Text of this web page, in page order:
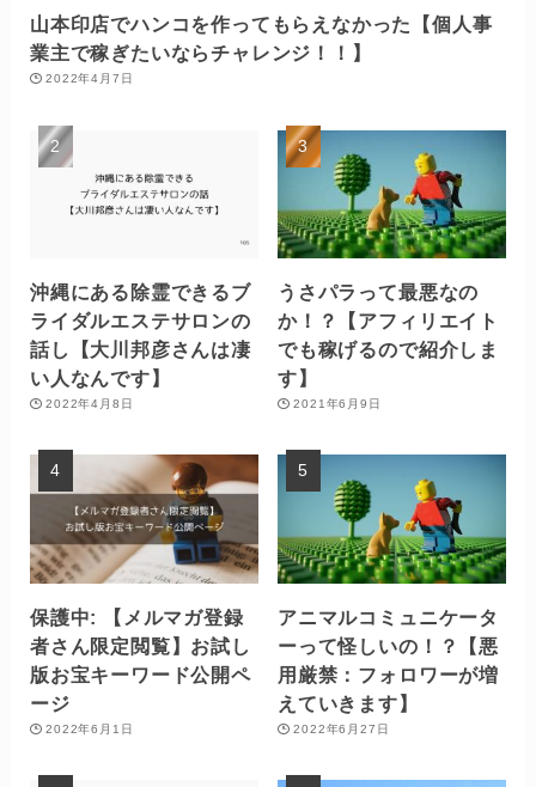
山本印店でハンコを作ってもらえなかった【個人事
業主で稼ぎたいならチャレンジ！！】
2022年4月7日
沖縄にある除霊できるブ
ライダルエステサロンの
話し【大川邦彦さんは凄
い人なんです】
2022年4月8日
うさパラって最悪なの
か！？【アフィリエイト
でも稼げるので紹介しま
す】
2021年6月9日
保護中: 【メルマガ登録
者さん限定閲覧】お試し
版お宝キーワード公開ペ
ージ
2022年6月1日
アニマルコミュニケータ
ーって怪しいの！？【悪
用厳禁：フォロワーが増
えていきます】
2022年6月27日